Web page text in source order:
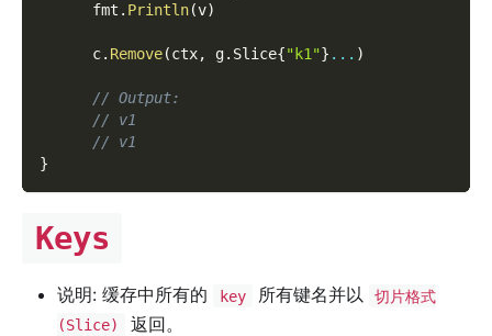
      fmt
. Println(v)
      c
. Remove(ctx, g. Slice{"k1"} ... )
// Output:
// v1
// v1
}
Keys
说明: 缓存中所有的 key 所有键名并以
切片格式
(Slice)
返回。